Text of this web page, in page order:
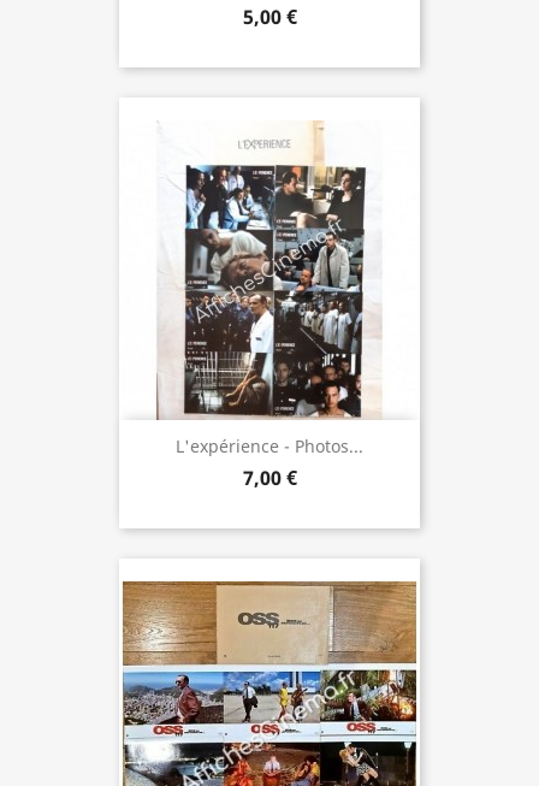
5,00 €
L'expérience - Photos...
7,00 €